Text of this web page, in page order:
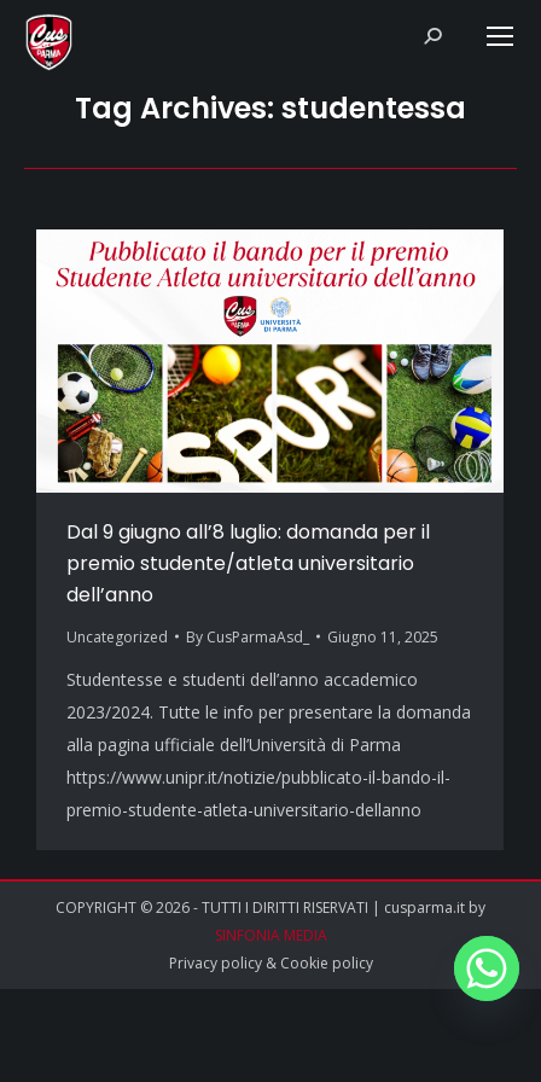
Search:
Tag Archives: studentessa
Dal 9 giugno all’8 luglio: domanda per il
premio studente/atleta universitario
dell’anno
Uncategorized By CusParmaAsd_ Giugno 11, 2025
Studentesse e studenti dell’anno accademico
2023/2024. Tutte le info per presentare la domanda
alla pagina ufficiale dell’Università di Parma
https://www.unipr.it/notizie/pubblicato-il-bando-il-
premio-studente-atleta-universitario-dellanno
COPYRIGHT © 2026 - TUTTI I DIRITTI RISERVATI | cusparma.it by
SINFONIA MEDIA
Privacy policy& Cookie policy